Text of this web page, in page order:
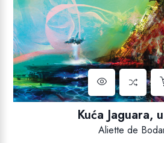
Kuća Jaguara,
Aliette de